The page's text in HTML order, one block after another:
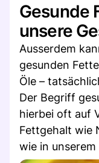
Gesunde
unsere
Ausserdem
gesunden
Öle –
Der Begriff
hierbei oft auf
Fettgehalt wie
wie in unserem